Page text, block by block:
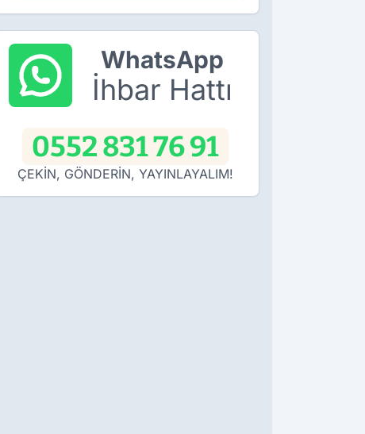
WhatsApp
İhbar Hattı
0552 831 76 91
ÇEKİN, GÖNDERİN, YAYINLAYALIM!